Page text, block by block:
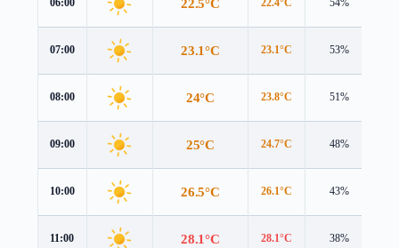
06:00 22.5°C 22.4°C 54%
07:00 23.1°C 23.1°C 53%
08:00 24°C 23.8°C 51%
09:00 25°C 24.7°C 48%
10:00 26.5°C 26.1°C 43%
11:00 28.1°C 28.1°C 38%